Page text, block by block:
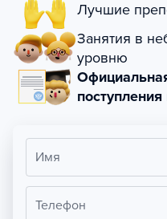
Лучшие
Занятия в
уровню
Имя
Телефон